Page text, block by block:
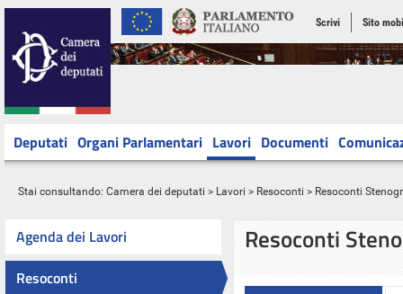
Scrivi Sito
Deputati Organi Parlamentari Lavori Documenti
Stai consultando: Camera dei deputati > Lavori > Resoconti > Resoconti
Agenda dei Lavori
Resoconti
Resoconti